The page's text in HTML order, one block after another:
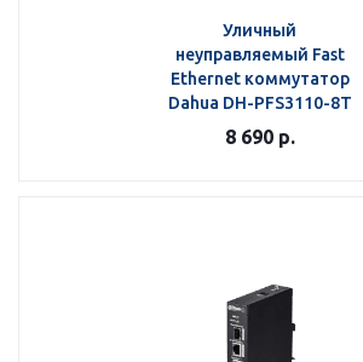
Уличный
неуправляемый Fast
Ethernet коммутатор
Dahua DH-PFS3110-8T
8 690р.